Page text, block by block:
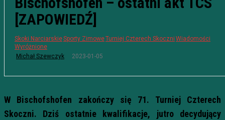
[ZAPOWIEDŹ]
Skoki NarciarskieSporty ZimoweTurniej Czterech Skoczni Wiadomości
Wyróżnione
Michał Szewczyk
2023-01-05
W Bischofshofen zakończy się 71. Turniej Czterech
Skoczni. Dziś ostatnie kwalifikacje, jutro decydujący